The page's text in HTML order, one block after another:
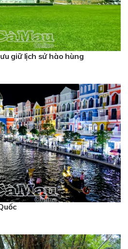
giữ lịch sử hào hùng